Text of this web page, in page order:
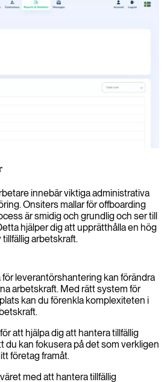
innebär viktiga administrativa
Onsiters mallar för offboarding
är smidig och grundlig och ser till
hjälper dig att upprätthålla en hög
arbetskraft.
leverantörshantering kan förändra
arbetskraft. Med rätt system för
kan du förenkla komplexiteten i
att hjälpa dig att hantera tillfällig
du kan fokusera på det som verkligen
företag framåt.
med att hantera tillfällig